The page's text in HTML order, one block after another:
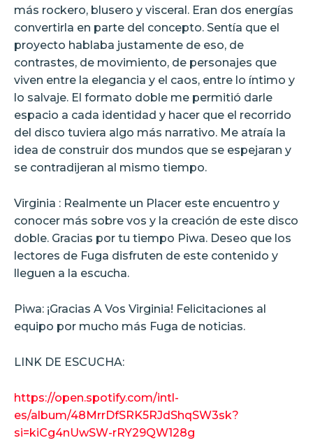
más rockero, blusero y visceral. Eran dos energías
convertirla en parte del concepto. Sentía que el
proyecto hablaba justamente de eso, de
contrastes, de movimiento, de personajes que
viven entre la elegancia y el caos, entre lo íntimo y
lo salvaje. El formato doble me permitió darle
espacio a cada identidad y hacer que el recorrido
del disco tuviera algo más narrativo. Me atraía la
idea de construir dos mundos que se espejaran y
se contradijeran al mismo tiempo.
Virginia : Realmente un Placer este encuentro y
conocer más sobre vos y la creación de este disco
doble. Gracias por tu tiempo Piwa. Deseo que los
lectores de Fuga disfruten de este contenido y
lleguen a la escucha.
Piwa: ¡Gracias A Vos Virginia! Felicitaciones al
equipo por mucho más Fuga de noticias.
LINK DE ESCUCHA:
https://open.spotify.com/intl-
es/album/48MrrDfSRK5RJdShqSW3sk?
si=kiCg4nUwSW-rRY29QW128g